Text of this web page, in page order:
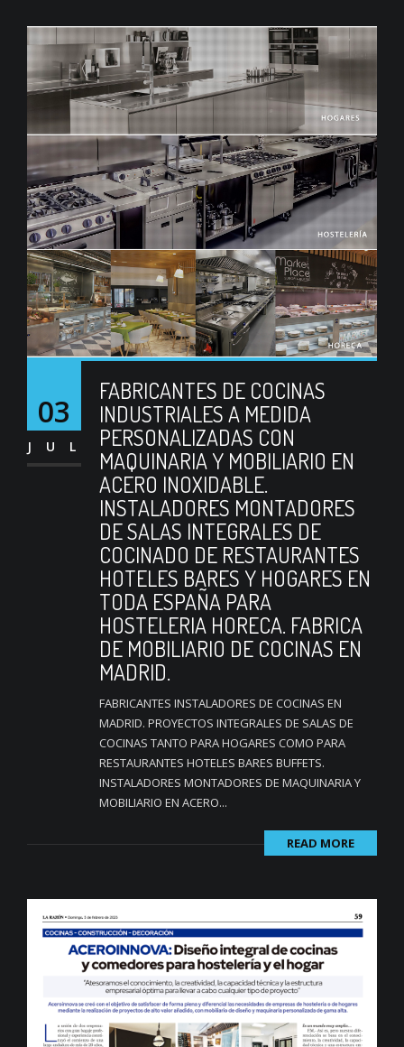
03
JUL
FABRICANTES DE COCINAS
INDUSTRIALES A MEDIDA
PERSONALIZADAS CON
MAQUINARIA Y MOBILIARIO EN
ACERO INOXIDABLE.
INSTALADORES MONTADORES
DE SALAS INTEGRALES DE
COCINADO DE RESTAURANTES
HOTELES BARES Y HOGARES EN
TODA ESPAÑA PARA
HOSTELERIA HORECA. FABRICA
DE MOBILIARIO DE COCINAS EN
MADRID.
FABRICANTES INSTALADORES DE COCINAS EN
MADRID. PROYECTOS INTEGRALES DE SALAS DE
COCINAS TANTO PARA HOGARES COMO PARA
RESTAURANTES HOTELES BARES BUFFETS.
INSTALADORES MONTADORES DE MAQUINARIA Y
MOBILIARIO EN ACERO...
READ MORE